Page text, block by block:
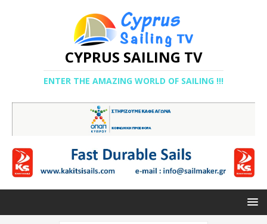
CYPRUS SAILING TV
ENTER THE AMAZING WORLD OF SAILING !!!